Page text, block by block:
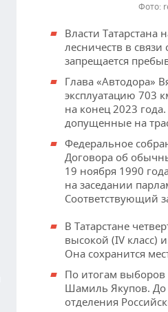
Фото:
Власти Татарстана
лесничеств в
запрещается
Глава «Автодора»
эксплуатацию 703
на конец 2023
допущенные на
Федеральное
Договора об
19 ноября 1990
на заседании
Соответствующий
В Татарстане
высокой (IV класс)
Она сохранится
По итогам выборов
Шамиль Якупов. До
отделения